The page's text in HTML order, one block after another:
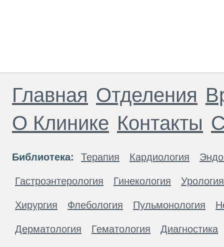
Главная Отделения
О Клинике Контакты
Библиотека: Терапия Кардиология
Гастроэнтерология Гинекология Урология
Хирургия Флебология Пульмонология
Дерматология Гематология Диагностика